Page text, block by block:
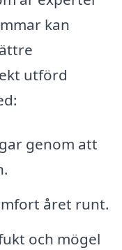
kan
utförd
genom att
året runt.
och mögel